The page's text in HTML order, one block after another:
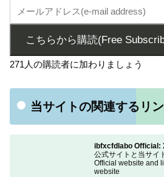
こちらから購読(Free
271人の購読者に加わりましょう
当サイトの関連するリ
ibfxcfdlabo Official:
公式サイトと当サイ
Official website and
website